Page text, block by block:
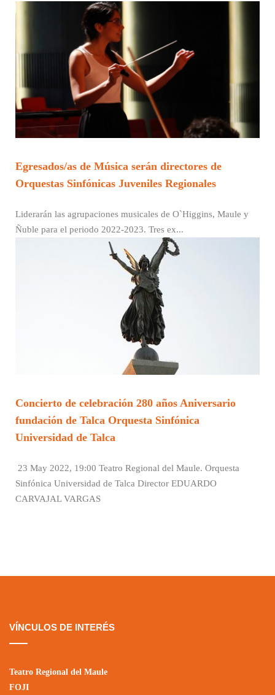
Egresados/as de Música serán directores de
Orquestas Sinfónicas Juveniles Regionales
Liderarán las agrupaciones musicales de O`Higgins, Maule y
Ñuble para el periodo 2022-2023. Tres ex...
Concierto de celebración 280 años Aniversario
fundación de Talca Orquesta Sinfónica
Universidad de Talca
23 May 2022, 19:00 Teatro Regional del Maule. Orquesta
Sinfónica Universidad de Talca Director EDUARDO
CARVAJAL VARGAS
VÍNCULOS DE INTERÉS
Teatro Regional del Maule
FOJI